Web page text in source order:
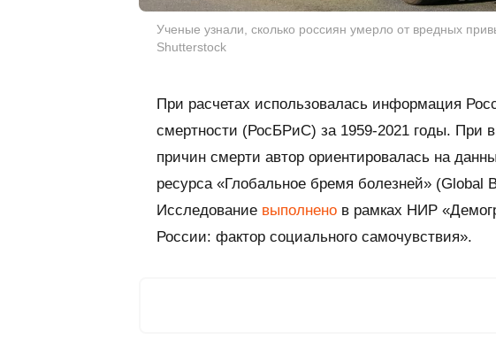
Ученые узнали, сколько россиян умерло от вредных
Shutterstock
При расчетах использовалась информация
смертности (РосБРиС) за 1959-2021 годы. При
причин смерти автор ориентировалась на
ресурса «Глобальное бремя болезней» (Global
Исследование выполнено в рамках НИР
России: фактор социального самочувствия».